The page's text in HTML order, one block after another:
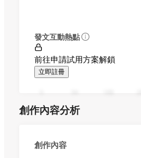
發文互動熱點
前往申請試用方案解鎖
立即註冊
創作內容分析
創作內容